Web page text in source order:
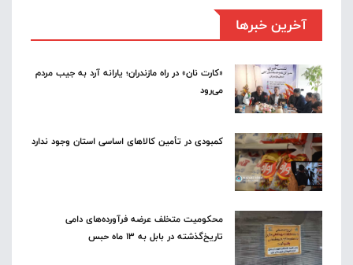
آخرین خبرها
«کارت نان» در راه مازندران؛ یارانه آرد به جیب مردم
می‌رود
کمبودی در تأمین کالاهای اساسی استان وجود ندارد
محکومیت متخلف عرضه فرآورده‌های دامی
تاریخ‌گذشته در بابل به ۱۳ ماه حبس